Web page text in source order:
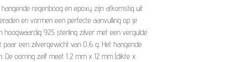
regenboog en epoxy zijn afkomstig uit
en vormen een perfecte aanvulling op je
hoogwaardig 925 sterling zilver met een vergulde
een zilvergewicht van 0,6 g. Het hangende
De oorring zelf meet 1,2 mm x 12 mm (dikte x